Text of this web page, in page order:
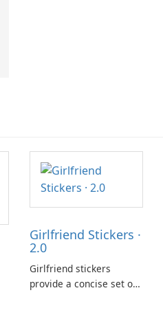
Girlfriend Stickers ·
2.0
Girlfriend stickers
provide a concise set of